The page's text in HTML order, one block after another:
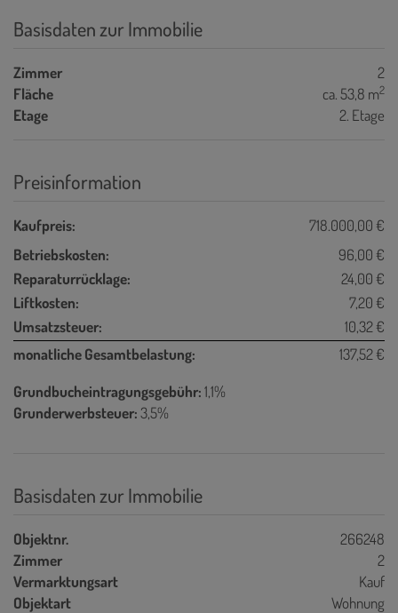
Basisdaten zur Immobilie
Zimmer
2
Fläche
ca. 53,8 m2
Etage 2. Etage
Preisinformation
Kaufpreis:
718.000,00 €
Betriebskosten:
96,00 €
Reparaturrücklage:
24,00 €
Liftkosten:
7,20 €
Umsatzsteuer:
10,32 €
monatliche Gesamtbelastung:
137,52 €
Grundbucheintragungsgebühr:1,1%
Grunderwerbsteuer:3,5%
Basisdaten zur Immobilie
Objektnr.
266248
Zimmer
2
Vermarktungsart
Kauf
Objektart
Wohnung